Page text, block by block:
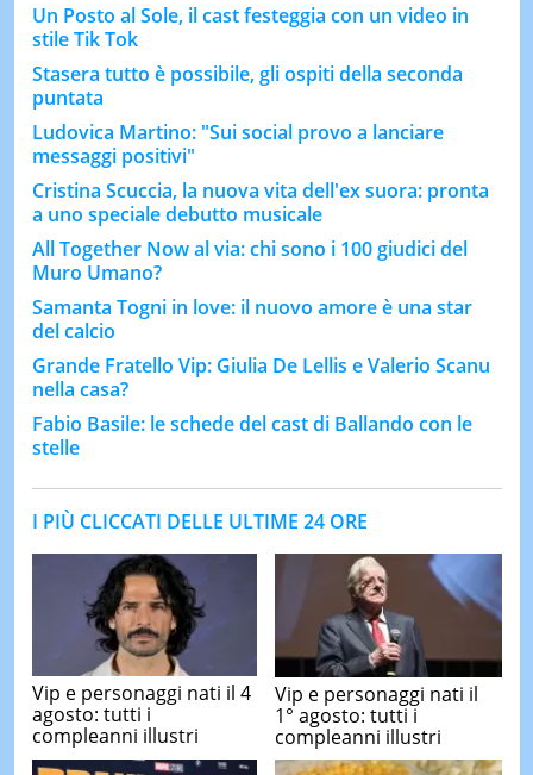
Un Posto al Sole, il cast festeggia con un video in
stile Tik Tok
Stasera tutto è possibile, gli ospiti della seconda
puntata
Ludovica Martino: "Sui social provo a lanciare
messaggi positivi"
Cristina Scuccia, la nuova vita dell'ex suora: pronta
a uno speciale debutto musicale
All Together Now al via: chi sono i 100 giudici del
Muro Umano?
Samanta Togni in love: il nuovo amore è una star
del calcio
Grande Fratello Vip: Giulia De Lellis e Valerio Scanu
nella casa?
Fabio Basile: le schede del cast di Ballando con le
stelle
I PIÙ CLICCATI DELLE ULTIME 24 ORE
Vip e personaggi nati il 4
agosto: tutti i
compleanni illustri
Vip e personaggi nati il
1° agosto: tutti i
compleanni illustri